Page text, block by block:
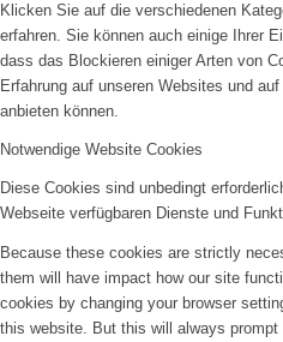
Klicken Sie auf die verschiedenen
erfahren. Sie können auch einige Ihrer
dass das Blockieren einiger Arten von
Erfahrung auf unseren Websites und
anbieten können.
Notwendige Website Cookies
Diese Cookies sind unbedingt
Webseite verfügbaren Dienste und
Because these cookies are strictly
them will have impact how our site
cookies by changing your browser
this website. But this will always